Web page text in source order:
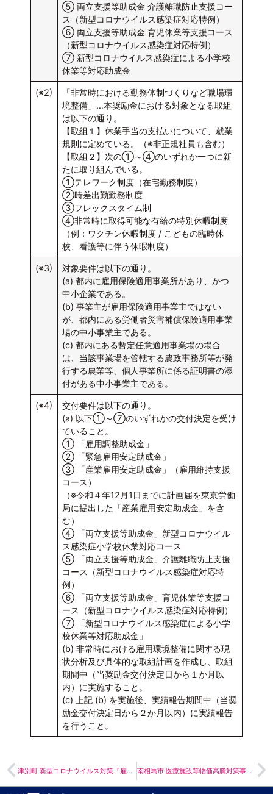
⑤ 両立支援等助成金 介護離職防止支援コー
ス（新型コロナウイルス感染症対応特例）
⑥ 両立支援等助成金 育児休業等支援コース
（新型コロナウイルス感染症対応特例）
⑦ 新型コロナウイルス感染症による小学校
休業等対応助成金
(※2)
「非常時における勤務体制づくりなど職場環
境整備」…本奨励金における対象となる取組
は以下の通り。
【取組１】休業手当の支払いについて、就業
規則に定めている。（※非正規社員も含む）
【取組２】次の①～④のいずれか一つに新
たに取り組んでいる。
①テレワーク制度（在宅勤務制度）
②時差出勤勤務制度
③フレックスタイム制
④非常時に取得可能な有給の特別休暇制度
（例：ワクチン休暇制度 / こどもの臨時休
校、看護等に伴う休暇制度）
(※3)
対象要件は以下の通り。
(a) 都内に雇用保険適用事業所があり、かつ
中小企業である。
(b) 事業主が雇用保険適用事業主ではない
が、都内にある労働者災害補償保険適用事業
場の中小事業主である。
(c) 都内にある暫定任意適用事業場の場合
は、当該事業場を管轄する農政事務所等が発
行する農業等、個人事業所に係る証明書の添
付がある中小事業主である。
(※4)
交付要件は以下の通り。
(a) 以下①～⑦のいずれかの交付決定を受け
ていること。
① 「雇用調整助成金」
② 「緊急雇用安定助成金」
③ 「産業雇用安定助成金」（雇用維持支援
コース）
（※令和４年12月1日までに計画届を東京労働
局に提出した「産業雇用安定助成金」を含
む）
④ 「両立支援等助成金」新型コロナウイル
ス感染症小学校休業対応コース
⑤ 「両立支援等助成金」介護離職防止支援
コース（新型コロナウイルス感染症対応特
例）
⑥ 「両立支援等助成金」育児休業等支援コ
ース（新型コロナウイルス感染症対応特例）
⑦ 「新型コロナウイルス感染症による小学
校休業等対応助成金」
(b) 非常時における雇用環境整備に関する現
状分析及び具体的な取組計画を作成し、取組
期間中（当奨励金交付決定日から１か月以
内）に実施すること。
(c) 上記 (b) を実施後、実績報告期間中（当奨
励金交付決定日から２か月以内）に実績報告
を行うこと。
津別町 新型コロナウイルス対策『雇用継続助成金』の申請期限の再延長 南相馬市 医療施設等物価高騰対策事業補助金について